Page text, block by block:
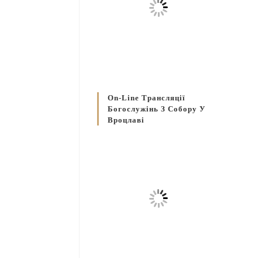
On-Line Трансляції
Богослужінь З Собору У
Вроцлаві